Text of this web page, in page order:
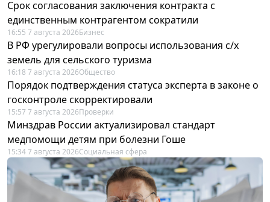
Срок согласования заключения контракта с
единственным контрагентом сократили
16:55 7 августа 2026Бизнес
В РФ урегулировали вопросы использования с/х
земель для сельского туризма
16:18 7 августа 2026Общество
Порядок подтверждения статуса эксперта в законе о
госконтроле скорректировали
15:57 7 августа 2026Проверки
Минздрав России актуализировал стандарт
медпомощи детям при болезни Гоше
15:34 7 августа 2026Социальная сфера